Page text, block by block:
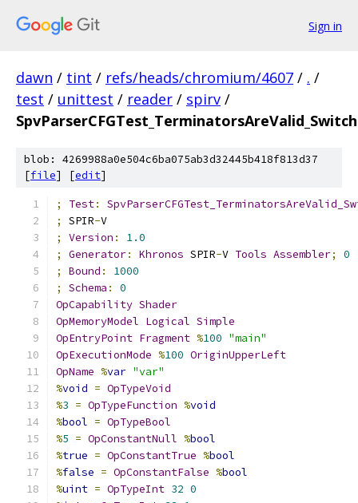
Sign in
dawn / tint / refs/heads/chromium/4607 / . /
test / unittest / reader / spirv /
blob: 4269988a0e504c6ba075ab3d32445b418f813d37
[file] [edit]
; Test:
;
SPIR-V
;
Version :
1.0
;
Generator: Khronos SPIR-V Tools Assembler;
0
;
Bound :
1000
;
Schema :
0
OpCapability Shader
OpMemoryModel Logical Simple
OpEntryPoint Fragment %100 "main"
OpExecutionMode %100 OriginUpperLeft
OpName %var "var"
%void = OpTypeVoid
%3 = OpTypeFunction %void
%bool = OpTypeBool
%5 = OpConstantNull %bool
%true = OpConstantTrue %bool
%false = OpConstantFalse %bool
%uint = OpTypeInt 32 0